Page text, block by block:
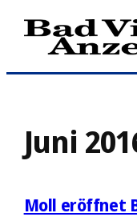
Zum
Inhalt
Juni
Moll eröffnet